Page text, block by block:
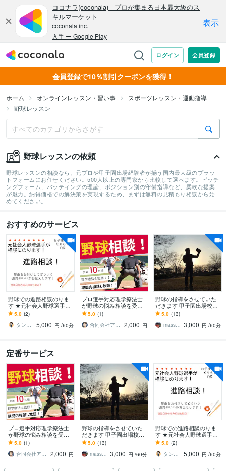
会員登録で10％割引クーポンを獲得！
ホーム オンラインレッスン・習い事
スポーツレッスン・運動指導
野球レッスン
野球レッスンの依頼
野球レッスンの相談なら、元プロや甲子園出場経験者が揃う国内最大級のプラッ
トフォームにお任せください。500人以上の専門家から比較して選べます。ピッチ
ングフォーム、バッティングの理論、ポジション別の守備指導など、柔軟な提案
が魅力。納得価格での解決策を実現するため、まずは無料の見積もり相談から始
めてください。
おすすめのサービス
野球での進路相談のりま
す ★元社会人野球選手が
筋のいい進路をアドバイ
スいたします★
5.0 (2)
タンタン＠
5,000 円 /60分
プロ選手対応理学療法士
が野球の悩み相談を受付
ます あなたの「うまくな
りたい」を本気で支えま
す
5.0 (1)
合同会社アスリートラボ
2,000 円
野球の指導をさせていた
だきます 甲子園出場校で
得た技術、知識、考え方
等可能な限りお伝えしま
す
5.0 (13)
massssan 3,000 円 /60分
定番サービス
プロ選手対応理学療法士
が野球の悩み相談を受付
ます あなたの「うまくな
りたい」を本気で支えま
す
5.0 (1)
合同会社アスリートラボ
2,000 円
野球の指導をさせていた
だきます 甲子園出場校で
得た技術、知識、考え方
等可能な限りお伝えしま
す
5.0 (13)
massssan 3,000 円 /60分
野球での進路相談のりま
す ★元社会人野球選手が
筋のいい進路をアドバイ
スいたします★
5.0 (2)
タンタン＠
5,000 円 /60分